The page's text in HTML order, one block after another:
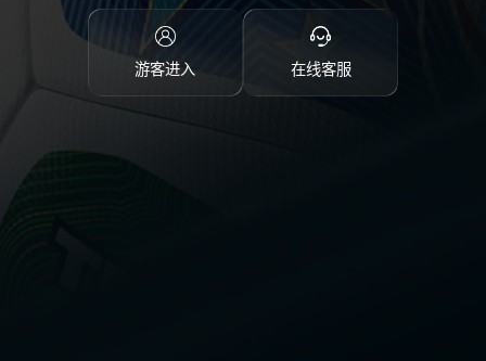
游客进入 在线客服